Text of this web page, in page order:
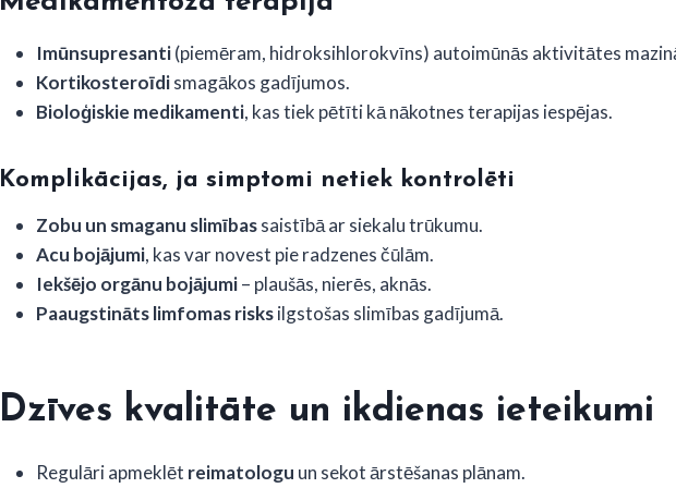
Imūnsupresanti(piemēram, hidroksihlorokvīns) autoimūnās aktivitātes
Kortikosteroīdismagākos gadījumos.
Bioloģiskie medikamenti, kas tiek pētīti kā nākotnes terapijas iespējas.
Komplikācijas, ja simptomi netiek kontrolēti
Zobu un smaganu slimībassaistībā ar siekalu trūkumu.
Acu bojājumi, kas var novest pie radzenes čūlām.
Iekšējo orgānu bojājumi– plaušās, nierēs, aknās.
Paaugstināts limfomas risksilgstošas slimības gadījumā.
Dzīves kvalitāte un ikdienas ieteikumi
Regulāri apmeklēt reimatologu un sekot ārstēšanas plānam.